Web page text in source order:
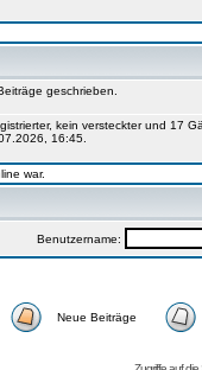
geschrieben.
kein versteckter und 17
16:45.
war.
Benutzername:
Neue Beiträge